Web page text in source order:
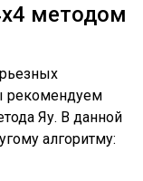
методом
рекомендуем
Яу. В данной
алгоритму: